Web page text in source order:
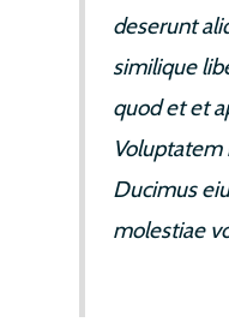
deserunt
similique
quod et et
Ducimus
molestiae